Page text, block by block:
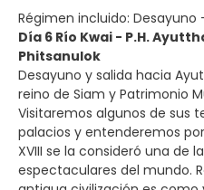
Régimen incluido: Desayuno
Día 6 Río Kwai - P.H.
Phitsanulok
Desayuno y salida hacia
reino de Siam y Patrimonio
Visitaremos algunos de sus
palacios y entenderemos
XVIII se la consideró una de
espectaculares del mundo.